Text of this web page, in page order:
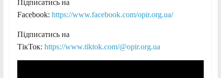
Підписатись на
Facebook: https://www.facebook.com/opir.org.ua/
Підписатись на
ТікТок: https://www.tiktok.com/@opir.org.ua